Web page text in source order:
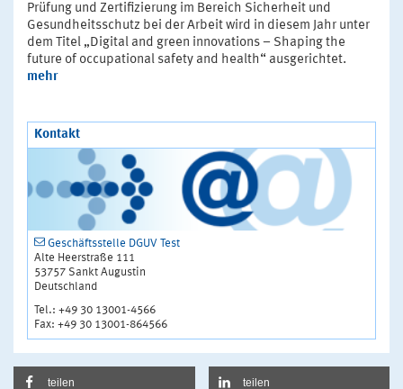
Prüfung und Zertifizierung im Bereich Sicherheit und
Gesundheitsschutz bei der Arbeit wird in diesem Jahr unter
dem Titel „Digital and green innovations – Shaping the
future of occupational safety and health“ ausgerichtet.
mehr
Kontakt
Geschäftsstelle DGUV Test
Alte Heerstraße 111
53757 Sankt Augustin
Deutschland
Tel.: +49 30 13001-4566
Fax: +49 30 13001-864566
teilen teilen